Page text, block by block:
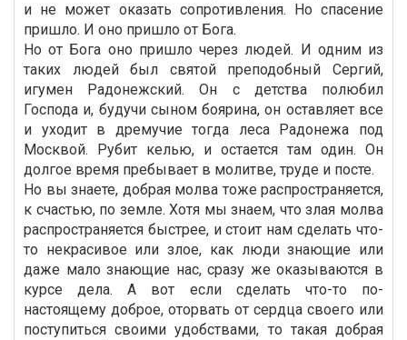
и не может оказать сопротивления. Но спасение
пришло. И оно пришло от Бога.
Но от Бога оно пришло через людей. И одним из
таких людей был святой преподобный Сергий,
игумен Радонежский. Он с детства полюбил
Господа и, будучи сыном боярина, он оставляет все
и уходит в дремучие тогда леса Радонежа под
Москвой. Рубит келью, и остается там один. Он
долгое время пребывает в молитве, труде и посте.
Но вы знаете, добрая молва тоже распространяется,
к счастью, по земле. Хотя мы знаем, что злая молва
распространяется быстрее, и стоит нам сделать что-
то некрасивое или злое, как люди знающие или
даже мало знающие нас, сразу же оказываются в
курсе дела. А вот если сделать что-то по-
настоящему доброе, оторвать от сердца своего или
поступиться своими удобствами, то такая добрая